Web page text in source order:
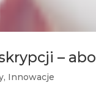
–
, Innowacje